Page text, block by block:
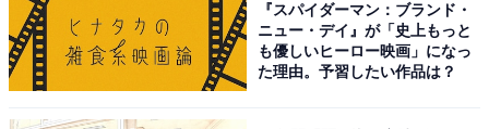
『スパイダーマン：ブランド・
ニュー・デイ』が「史上もっと
も優しいヒーロー映画」になっ
た理由。予習したい作品は？